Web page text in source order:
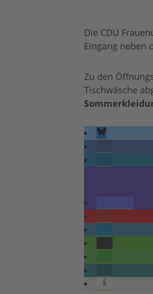
Die CDU
Eingang neben
Zu den
Tischwäsche